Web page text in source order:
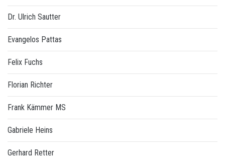
Dr. Ulrich Sautter
Evangelos Pattas
Felix Fuchs
Florian Richter
Frank Kämmer MS
Gabriele Heins
Gerhard Retter